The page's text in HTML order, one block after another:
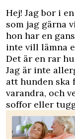
Hej! Jag bor i
som jag gärna
hon har en
inte vill lämna
Det är en rar
Jag är inte
att hunden ska
varandra, och
soffor eller